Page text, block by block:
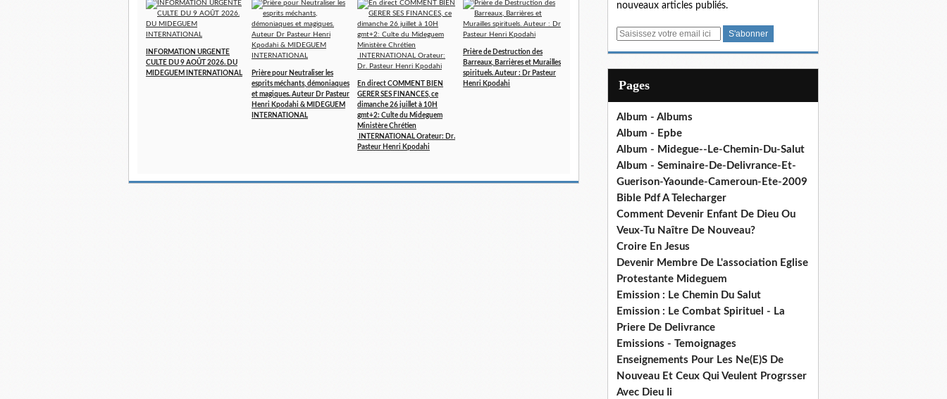
INFORMATION URGENTE
CULTE DU 9 AOÛT 2026. DU
MIDEGUEM INTERNATIONAL
Prière pour Neutraliser les
esprits méchants, démoniaques
et magiques. Auteur Dr Pasteur
Henri Kpodahi & MIDEGUEM
INTERNATIONAL
En direct COMMENT BIEN
GERER SES FINANCES, ce
dimanche 26 juillet à 10H
gmt+2: Culte du Mideguem
Ministère Chrétien
INTERNATIONAL Orateur: Dr.
Pasteur Henri Kpodahi
Prière de Destruction des
Barreaux, Barrières et Murailles
spirituels. Auteur : Dr Pasteur
Henri Kpodahi
nouveaux articles publiés.
E
Pages
Album - Albums
Album - Epbe
Album - Midegue--Le-Chemin-Du-Salut
Album - Seminaire-De-Delivrance-Et-
Guerison-Yaounde-Cameroun-Ete-2009
Bible Pdf A Telecharger
Comment Devenir Enfant De Dieu Ou
Veux-Tu Naître De Nouveau?
Croire En Jesus
Devenir Membre De L'association Eglise
Protestante Mideguem
Emission : Le Chemin Du Salut
Emission : Le Combat Spirituel - La
Priere De Delivrance
Emissions - Temoignages
Enseignements Pour Les Ne(E)S De
Nouveau Et Ceux Qui Veulent Progrsser
Avec Dieu Ii